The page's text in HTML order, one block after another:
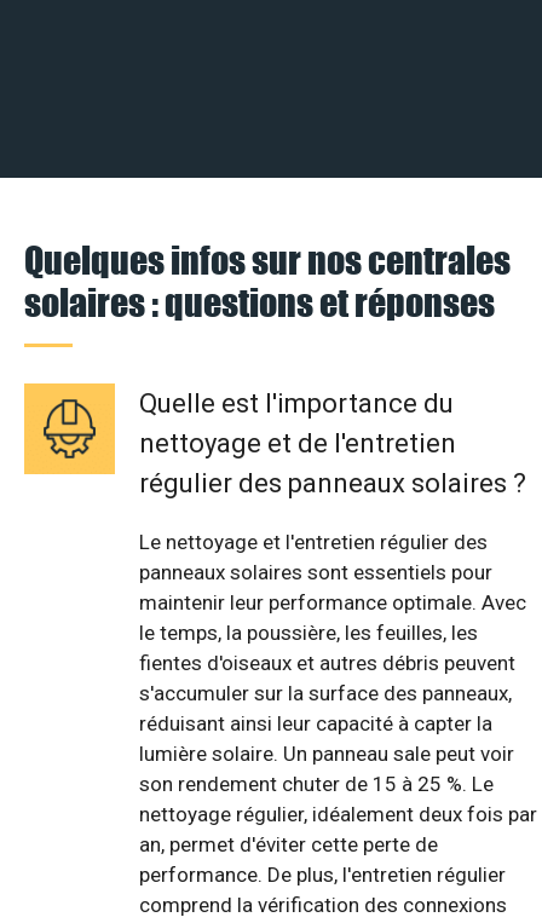
Quelques infos sur nos centrales
solaires : questions et réponses
Quelle est l'importance du
nettoyage et de l'entretien
régulier des panneaux solaires ?
Le nettoyage et l'entretien régulier des
panneaux solaires sont essentiels pour
maintenir leur performance optimale. Avec
le temps, la poussière, les feuilles, les
fientes d'oiseaux et autres débris peuvent
s'accumuler sur la surface des panneaux,
réduisant ainsi leur capacité à capter la
lumière solaire. Un panneau sale peut voir
son rendement chuter de 15 à 25 %. Le
nettoyage régulier, idéalement deux fois par
an, permet d'éviter cette perte de
performance. De plus, l'entretien régulier
comprend la vérification des connexions